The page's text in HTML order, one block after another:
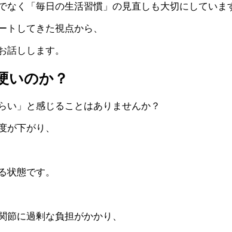
く「毎日の生活習慣」の見直しも大切にしていま
してきた視点から、
話しします。
いのか？
い」と感じることはありませんか？
が下がり、
状態です。
に過剰な負担がかかり、